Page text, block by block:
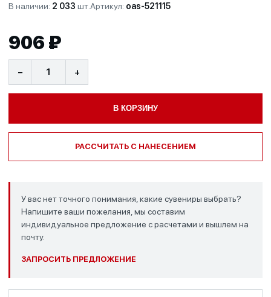
В наличии: 2 033 шт.Артикул: oas-521115
906 ₽
− +
В КОРЗИНУ
РАССЧИТАТЬ С НАНЕСЕНИЕМ
У вас нет точного понимания, какие сувениры выбрать?
Напишите ваши пожелания, мы составим
индивидуальное предложение с расчетами и вышлем на
почту.
ЗАПРОСИТЬ ПРЕДЛОЖЕНИЕ